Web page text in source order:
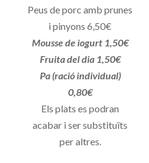
Peus de porc amb prunes
i pinyons 6,50€
Mousse de iogurt 1,50€
Fruita del dia 1,50€
Pa (ració individual)
0,80€
Els plats es podran
acabar i ser substituïts
per altres.